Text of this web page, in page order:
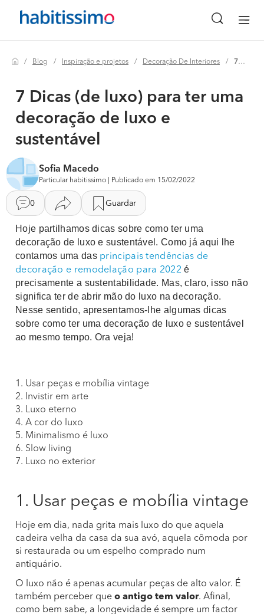
Blog Inspiração e projetos Decoração De Interiores 7 dicas (de luxo) para ter uma decoração de luxo e sustentável
7 Dicas (de luxo) para ter uma
decoração de luxo e
sustentável
Sofia Macedo
Particular habitissimo | Publicado em 15/02/2022
0 Guardar
Hoje partilhamos dicas sobre como ter uma
decoração de luxo e sustentável. Como já aqui lhe
contamos uma das principais tendências de
decoração e remodelação para 2022 é
precisamente a sustentabilidade. Mas, claro, isso não
significa ter de abrir mão do luxo na decoração.
Nesse sentido, apresentamos-lhe algumas dicas
sobre como ter uma decoração de luxo e sustentável
ao mesmo tempo. Ora veja!
1. Usar peças e mobília vintage
2. Invistir em arte
3. Luxo eterno
4. A cor do luxo
5. Minimalismo é luxo
6. Slow living
7. Luxo no exterior
1. Usar peças e mobília vintage
Hoje em dia, nada grita mais luxo do que aquela
cadeira velha da casa da sua avó, aquela cômoda por
si restaurada ou um espelho comprado num
antiquário.
O luxo não é apenas acumular peças de alto valor. É
também perceber que o antigo tem valor. Afinal,
como bem sabe, a longevidade é sempre um factor